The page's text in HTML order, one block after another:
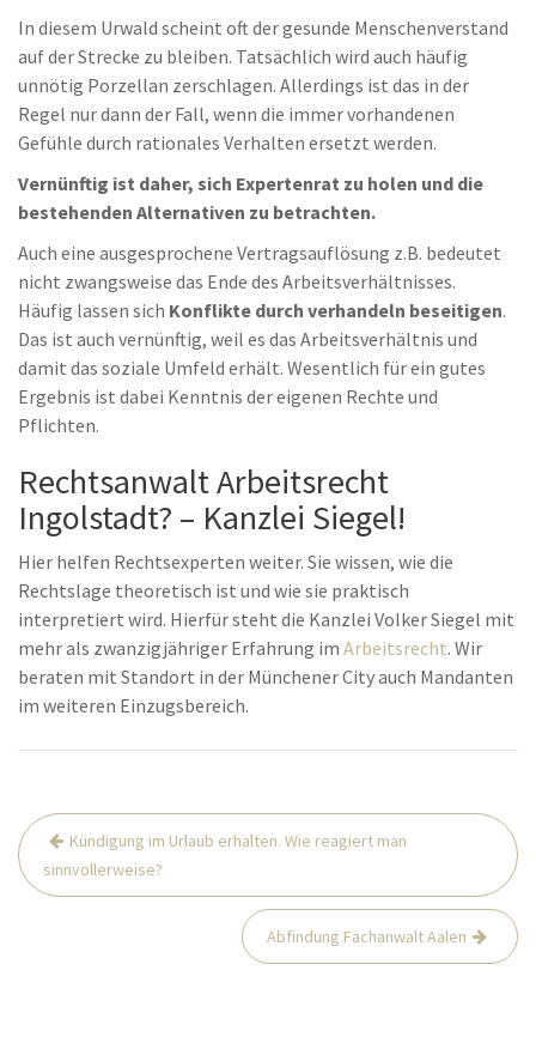
In diesem Urwald scheint oft der gesunde Menschenverstand
auf der Strecke zu bleiben. Tatsächlich wird auch häufig
unnötig Porzellan zerschlagen. Allerdings ist das in der
Regel nur dann der Fall, wenn die immer vorhandenen
Gefühle durch rationales Verhalten ersetzt werden.
Vernünftig ist daher, sich Expertenrat zu holen und die
bestehenden Alternativen zu betrachten.
Auch eine ausgesprochene Vertragsauflösung z.B. bedeutet
nicht zwangsweise das Ende des Arbeitsverhältnisses.
Häufig lassen sich Konflikte durch verhandeln beseitigen.
Das ist auch vernünftig, weil es das Arbeitsverhältnis und
damit das soziale Umfeld erhält. Wesentlich für ein gutes
Ergebnis ist dabei Kenntnis der eigenen Rechte und
Pflichten.
Rechtsanwalt Arbeitsrecht
Ingolstadt? – Kanzlei Siegel!
Hier helfen Rechtsexperten weiter. Sie wissen, wie die
Rechtslage theoretisch ist und wie sie praktisch
interpretiert wird. Hierfür steht die Kanzlei Volker Siegel mit
mehr als zwanzigjähriger Erfahrung im Arbeitsrecht. Wir
beraten mit Standort in der Münchener City auch Mandanten
im weiteren Einzugsbereich.
Beitrags-
Navigation
Kündigung im Urlaub erhalten. Wie reagiert man
sinnvollerweise?
Abfindung Fachanwalt Aalen